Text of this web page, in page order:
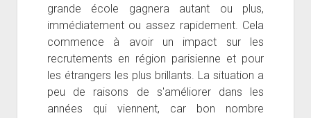
grande école gagnera autant ou plus,
immédiatement ou assez rapidement. Cela
commence à avoir un impact sur les
recrutements en région parisienne et pour
les étrangers les plus brillants. La situation a
peu de raisons de s'améliorer dans les
années qui viennent, car bon nombre